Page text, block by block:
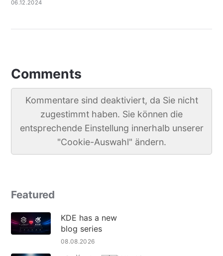
06.12.2024
Comments
Kommentare sind deaktiviert, da Sie nicht
zugestimmt haben. Sie können die
entsprechende Einstellung innerhalb unserer
"Cookie-Auswahl" ändern.
Featured
KDE has a new
blog series
08.08.2026